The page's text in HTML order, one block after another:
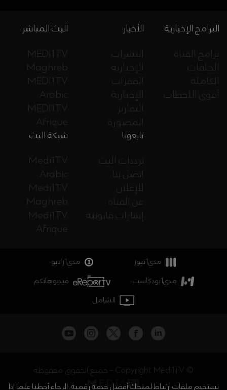
البث المباشر
MEDI1TV
Maghreb
MEDI1TV
Arabic
MEDI1TV
Afrique
الأخبار
النشرات
الإخبارية
الفقرات
الإخبارية
التقارير
المصورة
البرامج الإخبارية
برامج القناة
الحلقات
الكاملة
أقوى اللحظات
شبكة البث
Medi1TV
Arabic
Medi1TV
Maghreb
Medi1TV
Afrique
تابعونا
ترددات البث
اتصل بنا
للإعلان
عن القناة
إشارات قانونية
مدي1نيوز
مدي1راديو
مدي1بودكاست
فيديوهاتكم
الشامل
جميع الحقوق محفوظة - Copyright Medi1TV ©
نستخدم ملفات ارتباط لمنحك أفضل خدمة رقمية. الرجاء أحطنا علما إذا